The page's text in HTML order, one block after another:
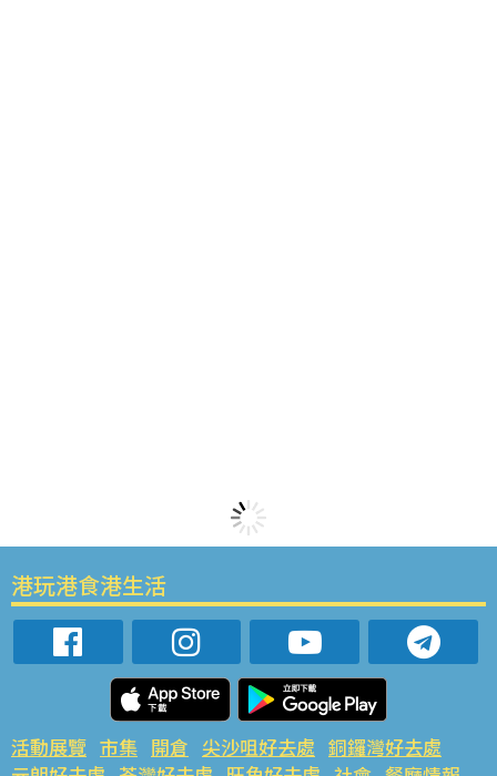
港玩港食港生活
活動展覽 市集 開倉 尖沙咀好去處 銅鑼灣好去處